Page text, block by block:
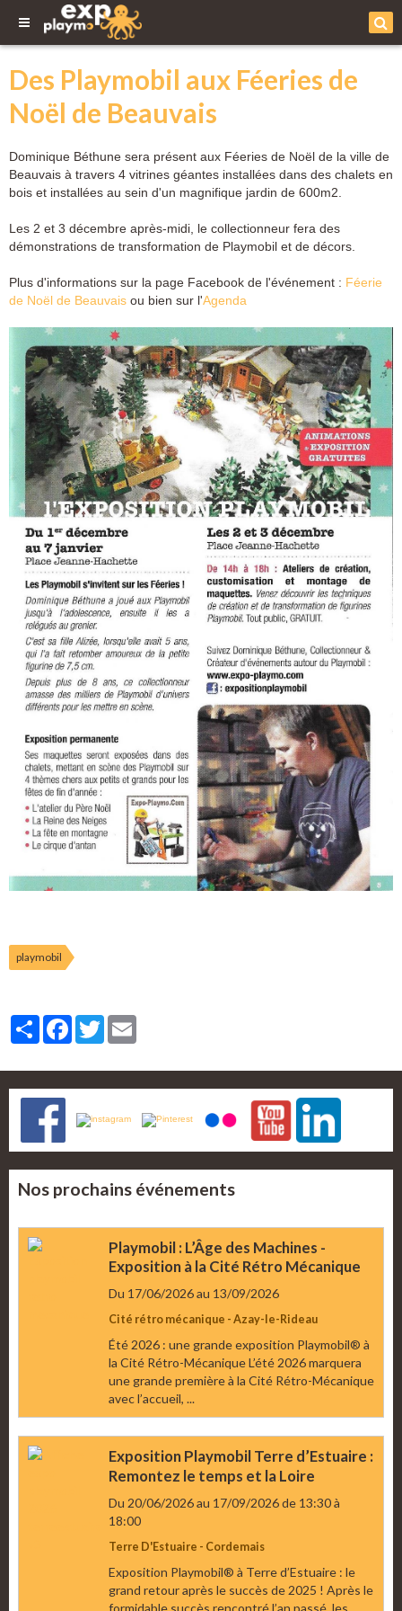
Des Playmobil aux Féeries de
Noël de Beauvais
Dominique Béthune sera présent aux Féeries de Noël de la ville de
Beauvais à travers 4 vitrines géantes installées dans des chalets en
bois et installées au sein d'un magnifique jardin de 600m2.
Les 2 et 3 décembre après-midi, le collectionneur fera des
démonstrations de transformation de Playmobil et de décors.
Plus d'informations sur la page Facebook de l'événement : Féerie
de Noël de Beauvais ou bien sur l'Agenda
playmobil
PartagerFacebook
Twitter
Nos prochains événements
Playmobil : L’Âge des Machines -
Exposition à la Cité Rétro Mécanique
Du 17/06/2026au 13/09/2026
Cité rétro mécanique - Azay-le-Rideau
Été 2026 : une grande exposition Playmobil® à
la Cité Rétro-Mécanique L’été 2026 marquera
une grande première à la Cité Rétro-Mécanique
avec l’accueil, ...
Exposition Playmobil Terre d’Estuaire :
Remontez le temps et la Loire
Du 20/06/2026au 17/09/2026de 13:30à
18:00
Terre D'Estuaire - Cordemais
Exposition Playmobil® à Terre d’Estuaire : le
grand retour après le succès de 2025 ! Après le
formidable succès rencontré l’an passé, les